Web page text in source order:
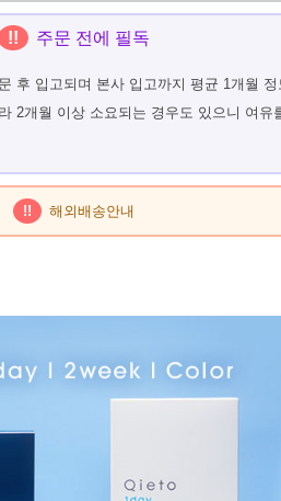
!! 주문 전에 필독
후 입고되며 본사 입고까지 평균 1개월 정
2개월 이상 소요되는 경우도 있으니 여유
!! 해외배송안내